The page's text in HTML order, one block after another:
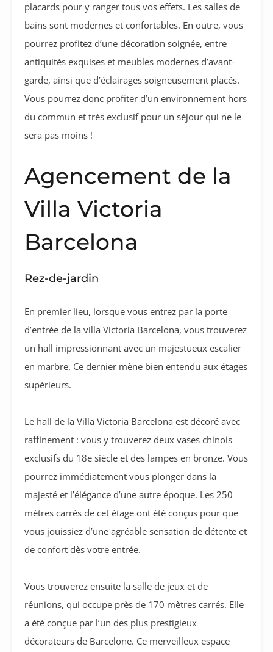
placards pour y ranger tous vos effets. Les salles de
bains sont modernes et confortables. En outre, vous
pourrez profitez d’une décoration soignée, entre
antiquités exquises et meubles modernes d’avant-
garde, ainsi que d’éclairages soigneusement placés.
Vous pourrez donc profiter d’un environnement hors
du commun et très exclusif pour un séjour qui ne le
sera pas moins !
Agencement de la
Villa Victoria
Barcelona
Rez-de-jardin
En premier lieu, lorsque vous entrez par la porte
d’entrée de la villa Victoria Barcelona, vous trouverez
un hall impressionnant avec un majestueux escalier
en marbre. Ce dernier mène bien entendu aux étages
supérieurs.
Le hall de la Villa Victoria Barcelona est décoré avec
raffinement : vous y trouverez deux vases chinois
exclusifs du 18e siècle et des lampes en bronze. Vous
pourrez immédiatement vous plonger dans la
majesté et l’élégance d’une autre époque. Les 250
mètres carrés de cet étage ont été conçus pour que
vous jouissiez d’une agréable sensation de détente et
de confort dès votre entrée.
Vous trouverez ensuite la salle de jeux et de
réunions, qui occupe près de 170 mètres carrés. Elle
a été conçue par l’un des plus prestigieux
décorateurs de Barcelone. Ce merveilleux espace